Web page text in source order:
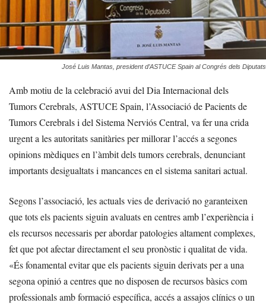
José Luis Mantas, president d’ASTUCE Spain al Congrés dels Diputats
Amb motiu de la celebració avui del Dia Internacional dels
Tumors Cerebrals, ASTUCE Spain, l’Associació de Pacients de
Tumors Cerebrals i del Sistema Nerviós Central, va fer una crida
urgent a les autoritats sanitàries per millorar l’accés a segones
opinions mèdiques en l’àmbit dels tumors cerebrals, denunciant
importants desigualtats i mancances en el sistema sanitari actual.
Segons l’associació, les actuals vies de derivació no garanteixen
que tots els pacients siguin avaluats en centres amb l’experiència i
els recursos necessaris per abordar patologies altament complexes,
fet que pot afectar directament el seu pronòstic i qualitat de vida.
«És fonamental evitar que els pacients siguin derivats per a una
segona opinió a centres que no disposen de recursos bàsics com
professionals amb formació específica, accés a assajos clínics o un